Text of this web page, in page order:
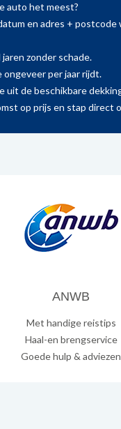
auto het meest?
en adres + postcode
zonder schade.
ongeveer per jaar rijdt.
uit de beschikbare
op prijs en stap direct
ANWB
Met handige reistips
Haal-en brengservice
Goede hulp & adviezen